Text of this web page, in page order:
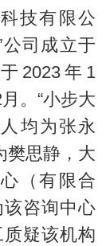
技有限公
司成立于
2023年1
。“小步大
均为张永
樊思静，大
（有限合
咨询中心
疑该机构